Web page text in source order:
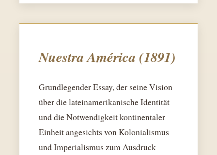
Nuestra América (1891)
Grundlegender Essay, der seine Vision
über die lateinamerikanische Identität
und die Notwendigkeit kontinentaler
Einheit angesichts von Kolonialismus
und Imperialismus zum Ausdruck